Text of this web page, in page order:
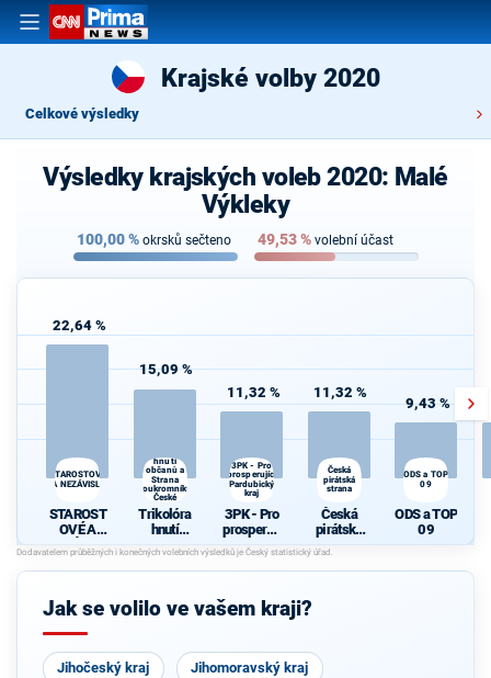
Krajské volby 2020
Celkové výsledky
Výsledky krajských voleb 2020: Malé
Výkleky
100,00% okrsků sečteno 49,53% volební účast
22,64 %
STAROSTOVÉ
A NEZÁVISLÍ
STAROST
OVÉ A
NEZÁVISL
Í
15,09 %
hnutí
občanů a
Strana
soukromníků
České
republiky
Trikolóra
hnutí
občanů a
Strana
soukromní
republiky
11,32 %
3PK - Pro
prosperující
Pardubický
kraj
3PK - Pro
prosperují
cí
Pardubick
ý kraj
11,32 %
Česká
pirátská
strana
Česká
pirátská
strana
9,43 %
ODS a TOP
09
ODS a TOP
09
Jak se volilo ve vašem kraji?
Jihočeský kraj Jihomoravský kraj